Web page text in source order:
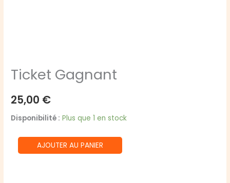
Ticket Gagnant
25,00 €
Disponibilité : Plus que 1 en stock
quantité
de
AJOUTER AU PANIER